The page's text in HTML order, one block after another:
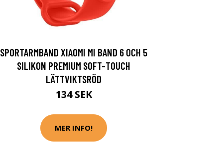
SPORTARMBAND XIAOMI MI BAND 6 OCH 5
SILIKON PREMIUM SOFT-TOUCH
LÄTTVIKTSRÖD
134 SEK
MER INFO!